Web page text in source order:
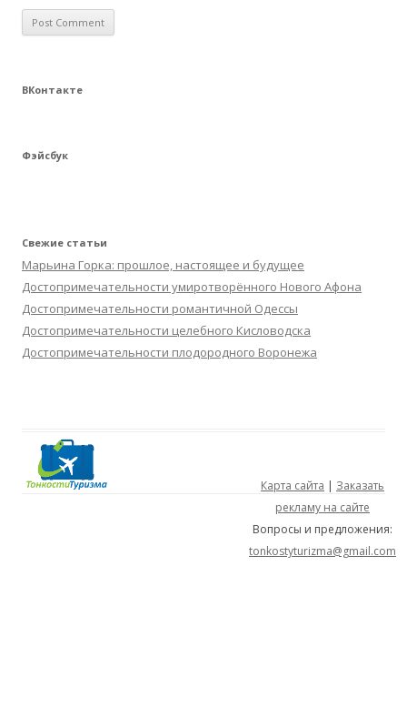
ВКонтакте
Фэйсбук
Свежие статьи
Марьина Горка: прошлое, настоящее и будущее
Достопримечательности умиротворённого Нового Афона
Достопримечательности романтичной Одессы
Достопримечательности целебного Кисловодска
Достопримечательности плодородного Воронежа
Карта сайта | Заказать
рекламу на сайте
Вопросы и предложения:
tonkostyturizma@gmail.com